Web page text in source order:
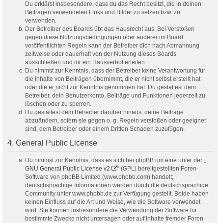
Du erklärst insbesondere, dass du das Recht besitzt, die in deinen
Beiträgen verwendeten Links und Bilder zu setzen bzw. zu
verwenden.
Der Betreiber des Boards übt das Hausrecht aus. Bei Verstößen
gegen diese Nutzungsbedingungen oder anderer im Board
veröffentlichten Regeln kann der Betreiber dich nach Abmahnung
zeitweise oder dauerhaft von der Nutzung dieses Boards
ausschließen und dir ein Hausverbot erteilen.
Du nimmst zur Kenntnis, dass der Betreiber keine Verantwortung für
die Inhalte von Beiträgen übernimmt, die er nicht selbst erstellt hat
oder die er nicht zur Kenntnis genommen hat. Du gestattest dem
Betreiber, dein Benutzerkonto, Beiträge und Funktionen jederzeit zu
löschen oder zu sperren.
Du gestattest dem Betreiber darüber hinaus, deine Beiträge
abzuändern, sofern sie gegen o. g. Regeln verstoßen oder geeignet
sind, dem Betreiber oder einem Dritten Schaden zuzufügen.
4. General Public License
Du nimmst zur Kenntnis, dass es sich bei phpBB um eine unter der „
GNU General Public License v2
“ (GPL) bereitgestellten Foren-
Software von phpBB Limited (www.phpbb.com) handelt;
deutschsprachige Informationen werden durch die deutschsprachige
Community unter www.phpbb.de zur Verfügung gestellt. Beide haben
keinen Einfluss auf die Art und Weise, wie die Software verwendet
wird. Sie können insbesondere die Verwendung der Software für
bestimmte Zwecke nicht untersagen oder auf Inhalte fremder Foren